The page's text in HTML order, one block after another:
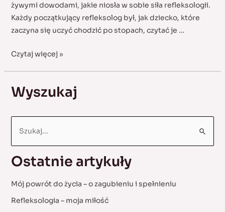
żywymi dowodami, jakie niosła w sobie siła refleksologii.
Każdy początkujący refleksolog był, jak dziecko, które
zaczyna się uczyć chodzić po stopach, czytać je …
Moja
refleksologii
Czytaj więcej »
Wyszukaj
r
c
Ostatnie artykuły
Mój powrót do życia – o zagubieniu i spełnieniu
Refleksologia – moja miłość